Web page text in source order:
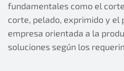
fundamentales como el
corte, pelado, exprimido y el
empresa orientada a la
soluciones según los